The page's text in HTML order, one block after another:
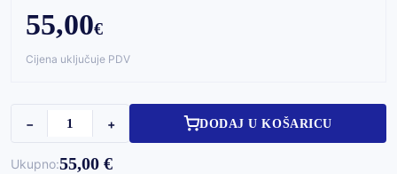
55,00€
Cijena uključuje PDV
− + DODAJ U KOŠARICU
Ukupno:55,00 €